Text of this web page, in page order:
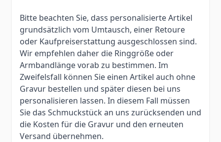
Bitte beachten Sie, dass personalisierte Artikel
grundsätzlich vom Umtausch, einer Retoure
oder Kaufpreiserstattung ausgeschlossen sind.
Wir empfehlen daher die Ringgröße oder
Armbandlänge vorab zu bestimmen. Im
Zweifelsfall können Sie einen Artikel auch ohne
Gravur bestellen und später diesen bei uns
personalisieren lassen. In diesem Fall müssen
Sie das Schmuckstück an uns zurücksenden und
die Kosten für die Gravur und den erneuten
Versand übernehmen.